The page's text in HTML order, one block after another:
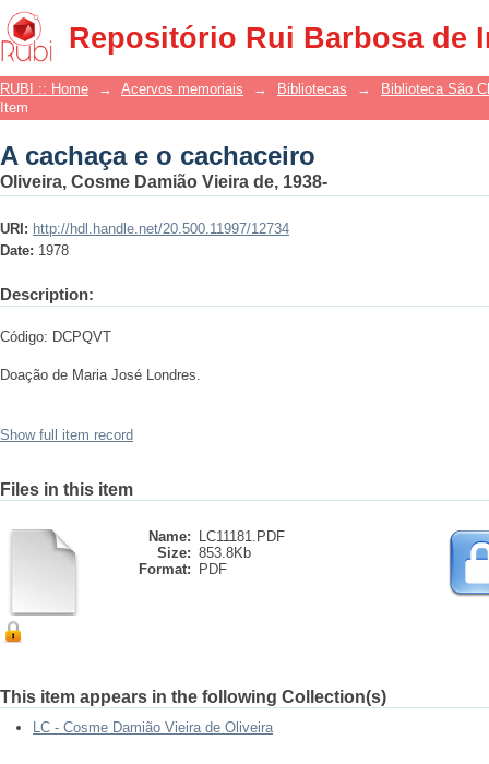
Repositório Rui Barbosa de
A cachaça e o cachaceiro
RUBI :: Home → Acervos memoriais → Bibliotecas →
Biblioteca São
Item
A cachaça e o cachaceiro
Oliveira, Cosme Damião Vieira de, 1938-
URI: http://hdl.handle.net/20.500.11997/12734
Date: 1978
Description:
Código: DCPQVT
Doação de Maria José Londres.
Show full item record
Files in this item
Name:
LC11181.PDF
Size: 853.8Kb
Format:
PDF
This item appears in the following Collection(s)
LC - Cosme Damião Vieira de Oliveira